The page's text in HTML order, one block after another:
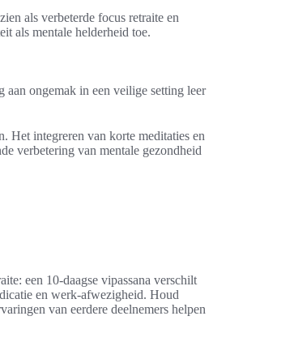
als verbeterde focus retraite en
als mentale helderheid toe.
ongemak in een veilige setting leer
Het integreren van korte meditaties en
verbetering van mentale gezondheid
een 10-daagse vipassana verschilt
en werk-afwezigheid. Houd
van eerdere deelnemers helpen